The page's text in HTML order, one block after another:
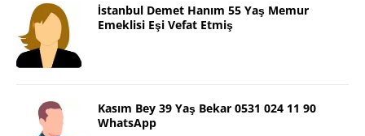
İstanbul Demet Hanım 55 Yaş Memur
Emeklisi Eşi Vefat Etmiş
Kasım Bey 39 Yaş Bekar 0531 024 11 90
WhatsApp